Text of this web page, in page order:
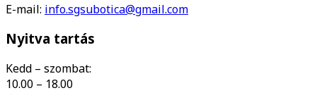
E-mail: info.sgsubotica@gmail.com
Nyitva tartás
Kedd – szombat:
10.00 – 18.00